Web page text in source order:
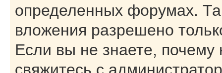
определенных форумах.
вложения разрешено
Если вы не знаете,
свяжитесь с